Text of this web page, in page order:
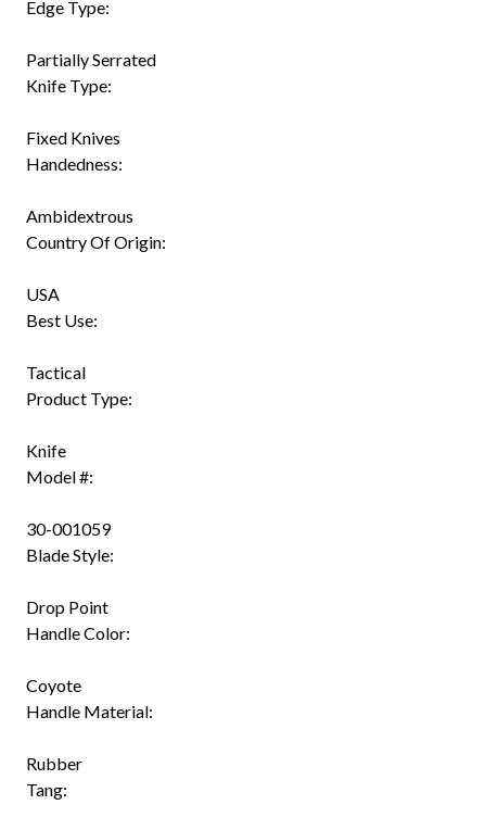
Edge Type:
Partially Serrated
Knife Type:
Fixed Knives
Handedness:
Ambidextrous
Country Of Origin:
USA
Best Use:
Tactical
Product Type:
Knife
Model #:
30-001059
Blade Style:
Drop Point
Handle Color:
Coyote
Handle Material:
Rubber
Tang: